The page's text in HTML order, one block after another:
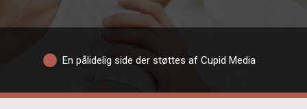
En pålidelig side der støttes af Cupid Media